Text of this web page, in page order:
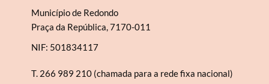
Município de Redondo
Praça da República, 7170-011
NIF: 501834117
T. 266 989 210 (chamada para a rede fixa nacional)